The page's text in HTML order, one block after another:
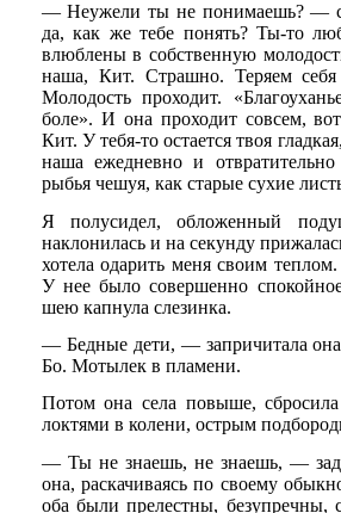
— Неужели ты не понимаешь? —
да, как же тебе понять? Ты-то
влюблены в собственную
наша, Кит. Страшно. Теряем себя
Молодость проходит.
боле». И она проходит совсем,
Кит. У тебя-то остается твоя
наша ежедневно и отвратительно
рыбья чешуя, как старые сухие
Я полусидел, обложенный
наклонилась и на секунду
хотела одарить меня своим
У нее было совершенно
шею капнула слезинка.
— Бедные дети, — запричитала
Бо. Мотылек в пламени.
Потом она села повыше, сбросила
локтями в колени, острым
— Ты не знаешь, не знаешь, —
она, раскачиваясь по своему
оба были прелестны, безупречны,